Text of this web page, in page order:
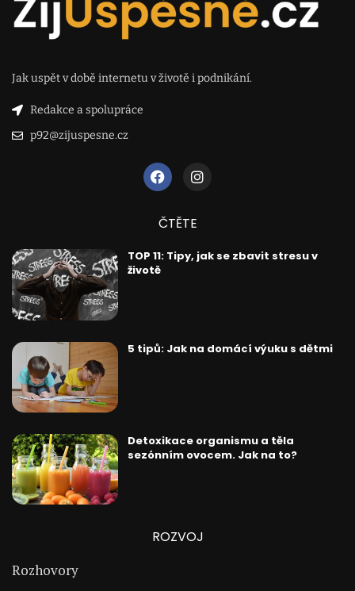
Jak uspět v době internetu v životě i podnikání.
Redakce a spolupráce
p92@zijuspesne.cz
ČTĚTE
TOP 11: Tipy, jak se zbavit stresu v
životě
5 tipů: Jak na domácí výuku s dětmi
Detoxikace organismu a těla
sezónním ovocem. Jak na to?
ROZVOJ
Rozhovory